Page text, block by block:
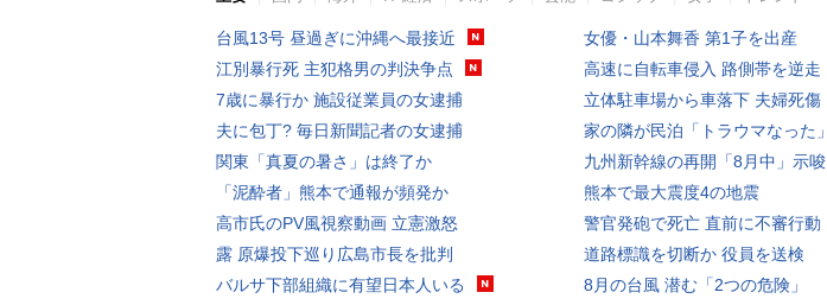
台風13号 昼過ぎに沖縄へ最接近
江別暴行死 主犯格男の判決争点
7歳に暴行か 施設従業員の女逮捕
夫に包丁? 毎日新聞記者の女逮捕
関東「真夏の暑さ」は終了か
「泥酔者」熊本で通報が頻発か
高市氏のPV風視察動画 立憲激怒
露 原爆投下巡り広島市長を批判
バルサ下部組織に有望日本人いる
女優・山本舞香 第1子を出産
高速に自転車侵入 路側帯を逆走
立体駐車場から車落下 夫婦死傷
家の隣が民泊「トラウマなった」
九州新幹線の再開「8月中」示唆
熊本で最大震度4の地震
警官発砲で死亡 直前に不審行動
道路標識を切断か 役員を送検
8月の台風 潜む「2つの危険」